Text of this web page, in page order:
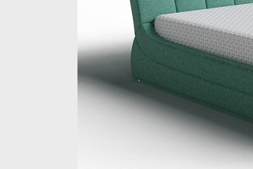
Стеллажи и полки
Товары для дома
Бренды